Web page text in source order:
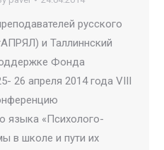
русского
и Таллиннский
Фонда
26 апреля 2014 года VIII
языка «Психолого-
в школе и пути их